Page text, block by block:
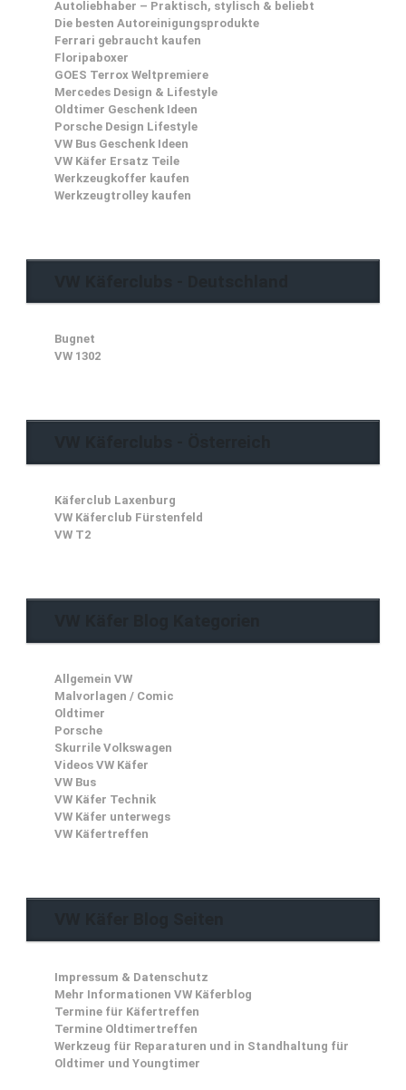
Autoliebhaber – Praktisch, stylisch & beliebt
Die besten Autoreinigungsprodukte
Ferrari gebraucht kaufen
Floripaboxer
GOES Terrox Weltpremiere
Mercedes Design & Lifestyle
Oldtimer Geschenk Ideen
Porsche Design Lifestyle
VW Bus Geschenk Ideen
VW Käfer Ersatz Teile
Werkzeugkoffer kaufen
Werkzeugtrolley kaufen
Bugnet
VW 1302
Käferclub Laxenburg
VW Käferclub Fürstenfeld
VW T2
Allgemein VW
Malvorlagen / Comic
Oldtimer
Porsche
Skurrile Volkswagen
Videos VW Käfer
VW Bus
VW Käfer Technik
VW Käfer unterwegs
VW Käfertreffen
Impressum & Datenschutz
Mehr Informationen VW Käferblog
Termine für Käfertreffen
Termine Oldtimertreffen
Werkzeug für Reparaturen und in Standhaltung für
Oldtimer und Youngtimer